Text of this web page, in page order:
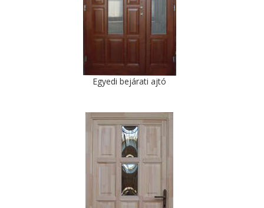
Egyedi bejárati ajtó